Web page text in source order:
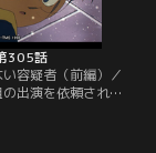
305話
容疑者（前編）／
出演を依頼された